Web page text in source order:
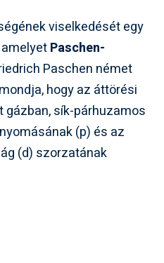
viselkedését egy
Paschen-
Paschen német
hogy az áttörési
gázban, sík-párhuzamos
(p) és az
(d) szorzatának